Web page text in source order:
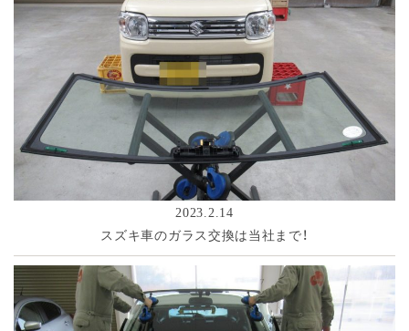
2023.2.14
スズキ車のガラス交換は当社まで！